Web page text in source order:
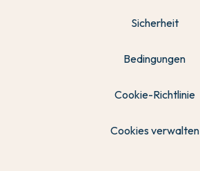
Sicherheit
Bedingungen
Cookie-Richtlinie
Cookies verwalten